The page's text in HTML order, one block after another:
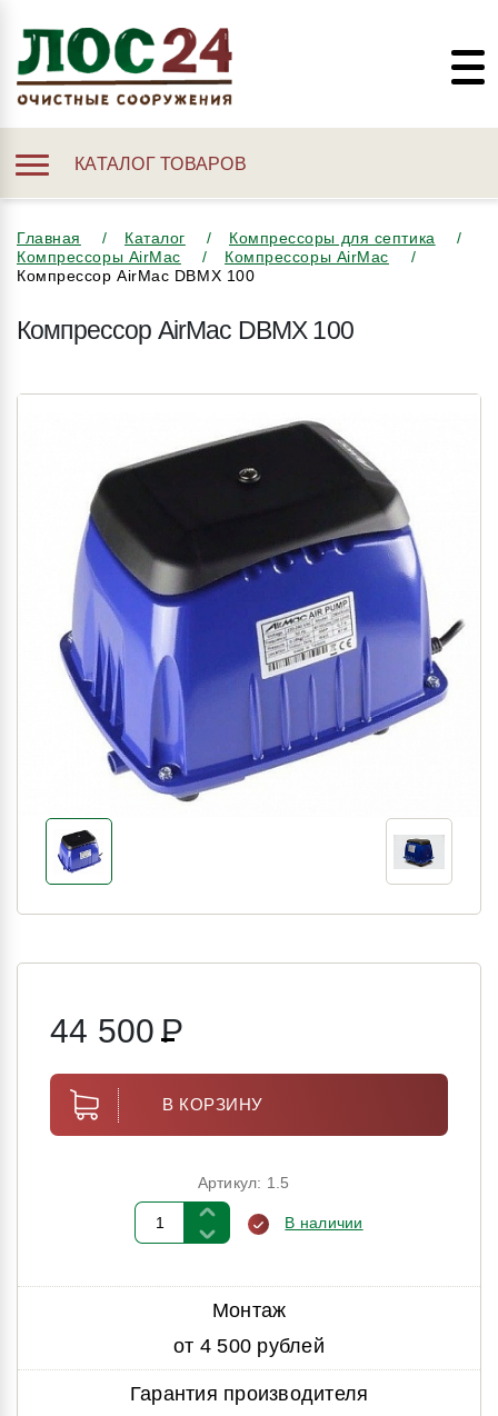
КАТАЛОГ ТОВАРОВ
Главная Каталог
Компрессоры для септика
Компрессоры AirMac
Компрессоры AirMac
Компрессор AirMac DBMX 100
Компрессор AirMac DBMX 100
44 500 Р
В КОРЗИНУ
Артикул: 1.5
В наличии
Монтаж
от 4 500 рублей
Гарантия производителя